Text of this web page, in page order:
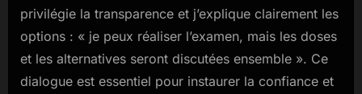
privilégie la transparence et j’explique clairement les
options : « je peux réaliser l’examen, mais les doses
et les alternatives seront discutées ensemble ». Ce
dialogue est essentiel pour instaurer la confiance et